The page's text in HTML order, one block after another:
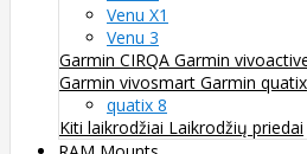
Venu X1
Venu 3
Garmin CIRQA Garmin
Garmin vivosmart Garmin quatix
quatix 8
Kiti laikrodžiai Laikrodžių priedai